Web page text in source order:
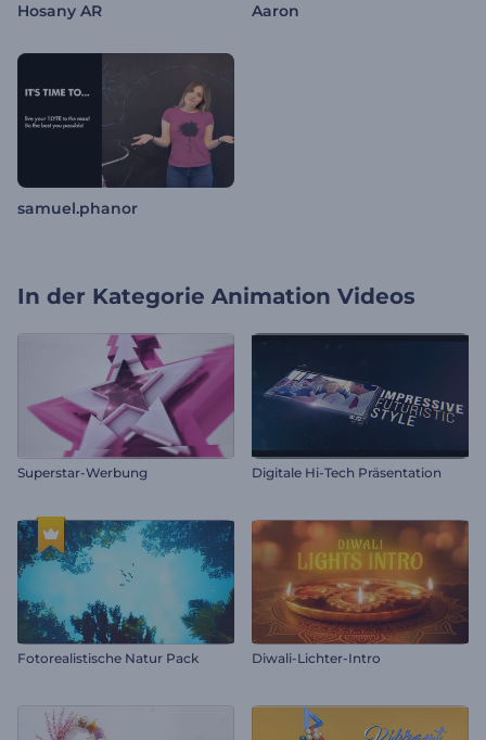
Hosany AR Aaron
samuel.phanor
In der Kategorie Animation Videos
Superstar-Werbung Digitale Hi-Tech Präsentation
Fotorealistische Natur Pack Diwali-Lichter-Intro